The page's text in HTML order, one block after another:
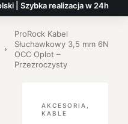
| Szybka realizacja w 24h
ProRock Kabel
Słuchawkowy 3,5 mm 6N
OCC Oplot –
Przezroczysty
AKCESORIA
KABLE